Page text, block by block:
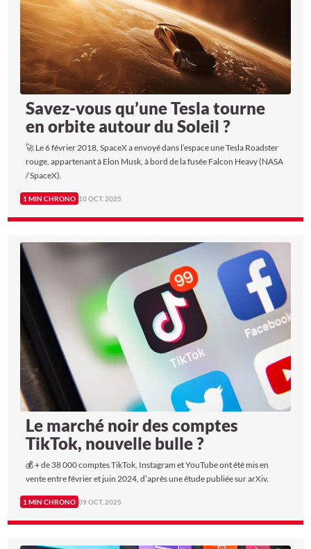
Savez-vous qu’une Tesla tourne
en orbite autour du Soleil ?
🚀 Le 6 février 2018, SpaceX a envoyé dans l’espace une Tesla Roadster
rouge, appartenant à Elon Musk, à bord de la fusée Falcon Heavy (NASA
/ SpaceX).
1 MIN CHRONO 10 OCT. 2025
Le marché noir des comptes
TikTok, nouvelle bulle ?
💰 + de 38 000 comptes TikTok, Instagram et YouTube ont été mis en
vente entre février et juin 2024, d’après une étude publiée sur arXiv.
1 MIN CHRONO 09 OCT. 2025